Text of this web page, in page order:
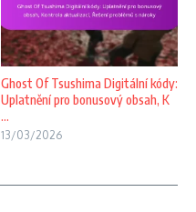
Ghost Of Tsushima Digitální kódy:
Uplatnění pro bonusový obsah, K
...
13/03/2026